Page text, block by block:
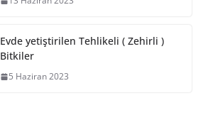
Evde yetiştirilen Tehlikeli ( Zehirli )
Bitkiler
5 Haziran 2023